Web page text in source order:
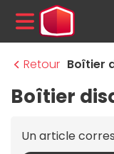
MENU
Retour Boîtier
Boîtier
Un article